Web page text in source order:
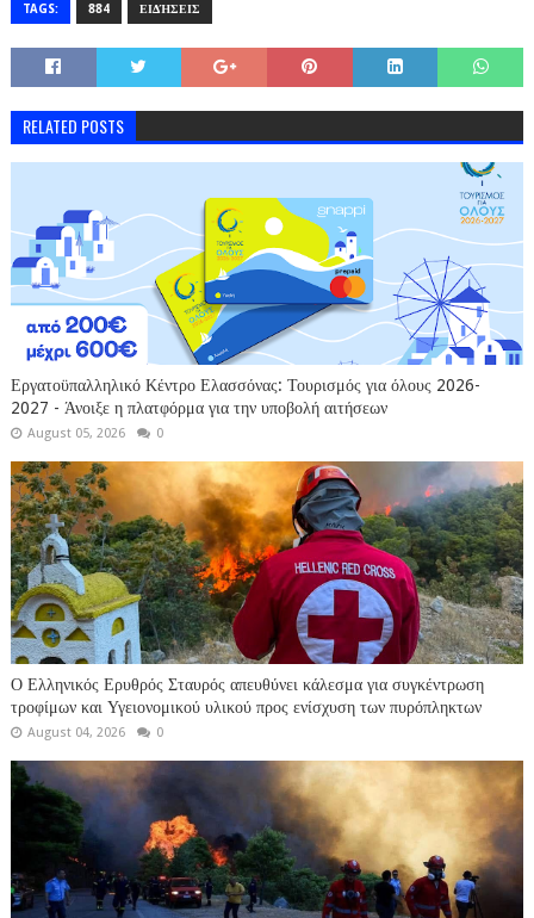
TAGS: 884 ΕΙΔΉΣΕΙΣ
RELATED POSTS
Εργατοϋπαλληλικό Κέντρο Ελασσόνας: Τουρισμός για όλους 2026-
2027 - Άνοιξε η πλατφόρμα για την υποβολή αιτήσεων
August 05, 2026 0
Ο Ελληνικός Ερυθρός Σταυρός απευθύνει κάλεσμα για συγκέντρωση
τροφίμων και Υγειονομικού υλικού προς ενίσχυση των πυρόπληκτων
August 04, 2026 0